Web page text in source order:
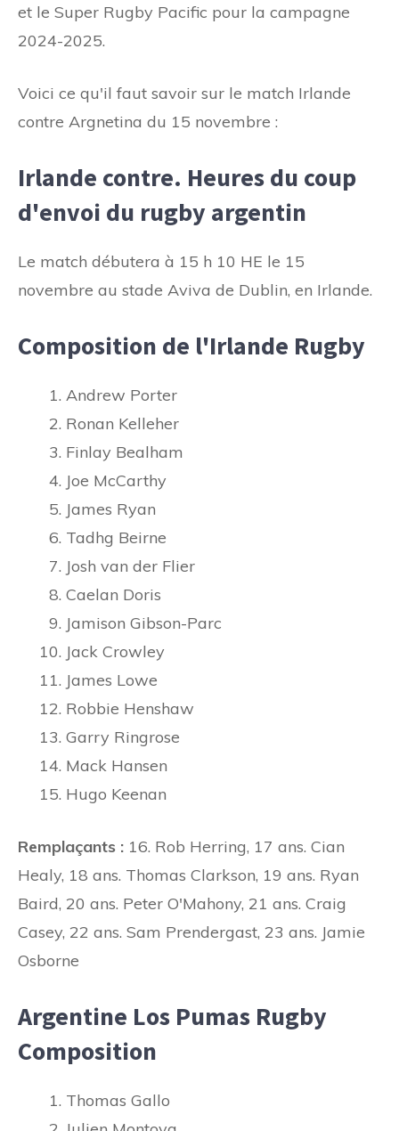
et le Super Rugby Pacific pour la campagne
2024-2025.
Voici ce qu'il faut savoir sur le match Irlande
contre Argnetina du 15 novembre :
Irlande contre. Heures du coup
d'envoi du rugby argentin
Le match débutera à 15 h 10 HE le 15
novembre au stade Aviva de Dublin, en Irlande.
Composition de l'Irlande Rugby
Andrew Porter
Ronan Kelleher
Finlay Bealham
Joe McCarthy
James Ryan
Tadhg Beirne
Josh van der Flier
Caelan Doris
Jamison Gibson-Parc
Jack Crowley
James Lowe
Robbie Henshaw
Garry Ringrose
Mack Hansen
Hugo Keenan
Remplaçants : 16. Rob Herring, 17 ans. Cian
Healy, 18 ans. Thomas Clarkson, 19 ans. Ryan
Baird, 20 ans. Peter O'Mahony, 21 ans. Craig
Casey, 22 ans. Sam Prendergast, 23 ans. Jamie
Osborne
Argentine Los Pumas Rugby
Composition
Thomas Gallo